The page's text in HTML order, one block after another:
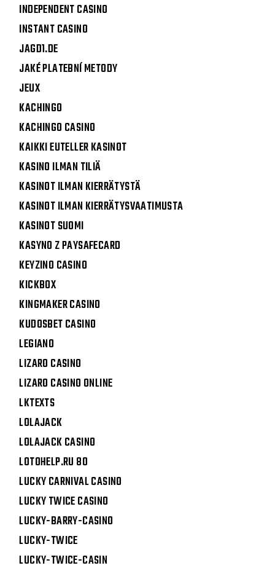
INDEPENDENT CASINO
INSTANT CASINO
JAGD1.DE
JAKÉ PLATEBNÍ METODY
JEUX
KACHINGO
KACHINGO CASINO
KAIKKI EUTELLER KASINOT
KASINO ILMAN TILIÄ
KASINOT ILMAN KIERRÄTYSTÄ
KASINOT ILMAN KIERRÄTYSVAATIMUSTA
KASINOT SUOMI
KASYNO Z PAYSAFECARD
KEYZINO CASINO
KICKBOX
KINGMAKER CASINO
KUDOSBET CASINO
LEGIANO
LIZARO CASINO
LIZARO CASINO ONLINE
LKTEXTS
LOLAJACK
LOLAJACK CASINO
LOTOHELP.RU 80
LUCKY CARNIVAL CASINO
LUCKY TWICE CASINO
LUCKY-BARRY-CASINO
LUCKY-TWICE
LUCKY-TWICE-CASIN